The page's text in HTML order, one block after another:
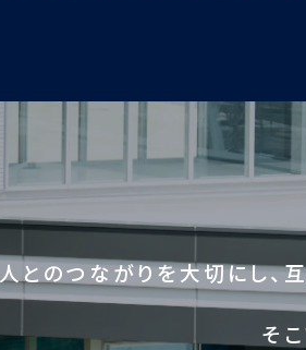
人とのつながりを大切にし、
そ